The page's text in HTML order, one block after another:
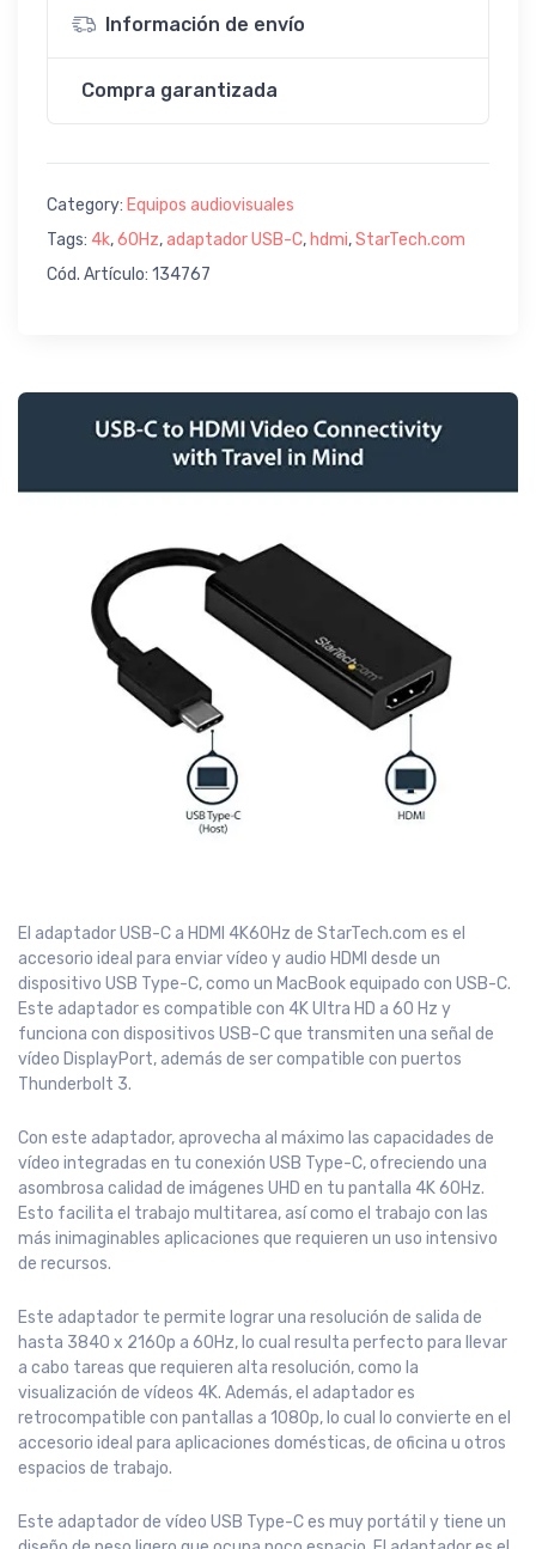
Información de envío
Compra garantizada
Category: Equipos audiovisuales
Tags: 4k,60Hz,adaptador USB-C, hdmi,StarTech.com
Cód. Artículo: 134767
El adaptador USB-C a HDMI 4K60Hz de StarTech.com es el
accesorio ideal para enviar vídeo y audio HDMI desde un
dispositivo USB Type-C, como un MacBook equipado con USB-C.
Este adaptador es compatible con 4K Ultra HD a 60 Hz y
funciona con dispositivos USB-C que transmiten una señal de
vídeo DisplayPort, además de ser compatible con puertos
Thunderbolt 3.
Con este adaptador, aprovecha al máximo las capacidades de
vídeo integradas en tu conexión USB Type-C, ofreciendo una
asombrosa calidad de imágenes UHD en tu pantalla 4K 60Hz.
Esto facilita el trabajo multitarea, así como el trabajo con las
más inimaginables aplicaciones que requieren un uso intensivo
de recursos.
Este adaptador te permite lograr una resolución de salida de
hasta 3840 x 2160p a 60Hz, lo cual resulta perfecto para llevar
a cabo tareas que requieren alta resolución, como la
visualización de vídeos 4K. Además, el adaptador es
retrocompatible con pantallas a 1080p, lo cual lo convierte en el
accesorio ideal para aplicaciones domésticas, de oficina u otros
espacios de trabajo.
Este adaptador de vídeo USB Type-C es muy portátil y tiene un